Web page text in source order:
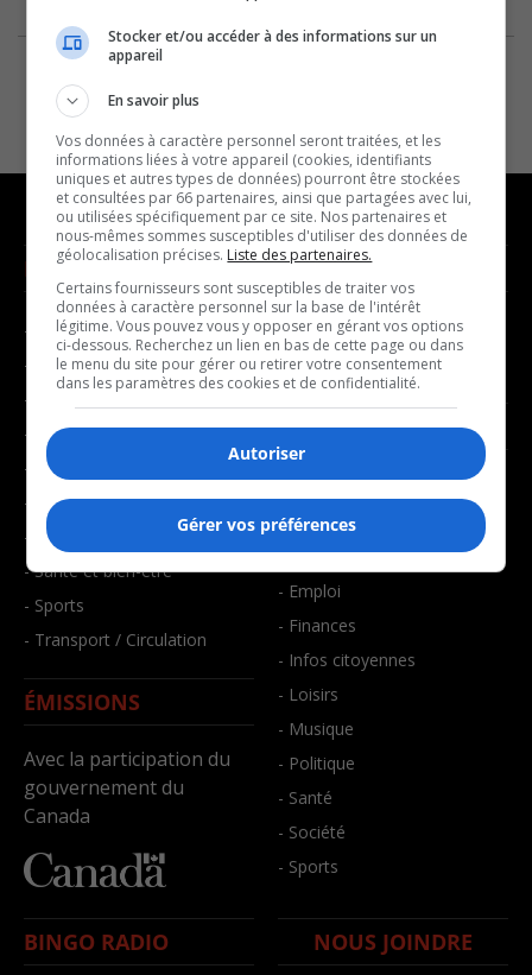
NOUVELLES
- Affaires municipales
- Communauté / Social
- Culture
- Économie
- Éducation
- Environnement
- Faits divers
- Santé et bien-être
- Sports
- Transport / Circulation
ÉMISSIONS
Avec la participation du
gouvernement du
Canada
MUSIQUE
- Décompte franco
- Joué récemment
BALADOS
- Art de vivre
- Bien-être
- Emploi
- Finances
- Infos citoyennes
- Loisirs
- Musique
- Politique
- Santé
- Société
- Sports
BINGO RADIO NOUS JOINDRE
Stocker et/ou accéder à des informations sur un
appareil
En savoir plus
Vos données à caractère personnel seront traitées, et les
informations liées à votre appareil (cookies, identifiants
uniques et autres types de données) pourront être stockées
et consultées par 66 partenaires, ainsi que partagées avec lui,
ou utilisées spécifiquement par ce site. Nos partenaires et
nous-mêmes sommes susceptibles d'utiliser des données de
géolocalisation précises. Liste des partenaires.
Certains fournisseurs sont susceptibles de traiter vos
données à caractère personnel sur la base de l'intérêt
légitime. Vous pouvez vous y opposer en gérant vos options
ci-dessous. Recherchez un lien en bas de cette page ou dans
le menu du site pour gérer ou retirer votre consentement
dans les paramètres des cookies et de confidentialité.
Autoriser
Gérer vos préférences